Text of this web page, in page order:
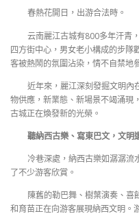
春熱花開日，出游合法時。
云南麗江古城有800多年汗青
四方街中心，男女老小構成的步隊
客被熱鬧的氛圍沾染，情不自禁地
近年來，麗江深刻發掘文明內
物供應，新業態、新場景不竭涌現
古城正在煥發新的光榮。
聽納西古樂、寫東巴文，文明
冷巷深處，納西古樂如潺潺流
了不少游客欣賞。
陳舊的勒巴舞、樹葉演奏、
和育苗正在向游客展現納西文明。